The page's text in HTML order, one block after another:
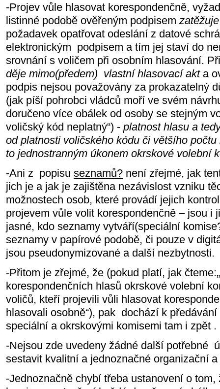
-Projev vůle hlasovat korespondenčně,
listinné podobě ověřeným podpisem
požadavek opatřovat odeslání z datové
elektronickým podpisem a tím jej staví do
srovnání s voličem při osobním hlasování.
děje mimo(předem) vlastní hlasovací akta
podpis nejsou považovány za prokazatelný
(jak píší pohrobci vládců moří ve svém
doručeno více obálek od osoby se stejným
voličský kód neplatný“) - platnost hlasu a
od platnosti voličského kódu či většího
to jednostranným úkonem okrskové volební
-Ani z popisu seznamů? není zřejmé, jak
jich je a jak je zajištěna nezávislost vzniku
možnostech osob, které provádí jejich
projevem vůle volit korespondenčně – jsou i
jasné, kdo seznamy vytváří(speciální
seznamy v papírové podobě, či pouze v
jsou pseudonymizované a další nezbytnosti.
-Přitom je zřejmé, že (pokud platí, jak
korespondenčních hlasů okrskové volební
voličů, kteří projevili vůli hlasovat
hlasovali osobně“), pak dochází k
speciální a okrskovými komisemi tam i zpět .
-Nejsou zde uvedeny žádné další potřebné
sestavit kvalitní a jednoznačné organizační
-Jednoznačně chybí třeba ustanovení o